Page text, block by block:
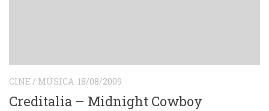
CINE / MÚSICA 18/08/2009
Creditalia – Midnight Cowboy